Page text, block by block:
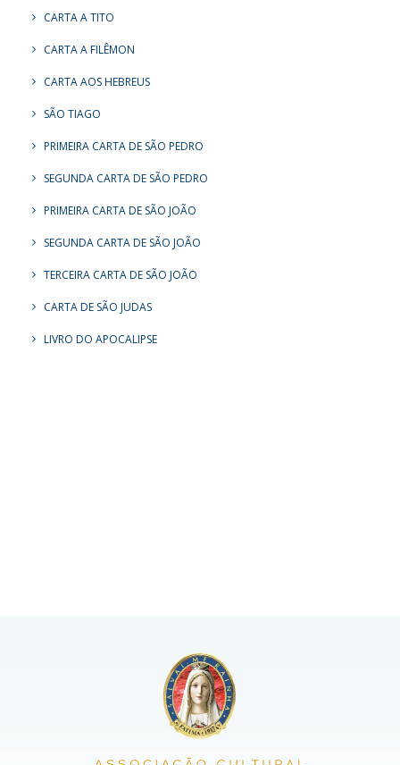
CARTA A TITO
CARTA A FILÊMON
CARTA AOS HEBREUS
SÃO TIAGO
PRIMEIRA CARTA DE SÃO PEDRO
SEGUNDA CARTA DE SÃO PEDRO
PRIMEIRA CARTA DE SÃO JOÃO
SEGUNDA CARTA DE SÃO JOÃO
TERCEIRA CARTA DE SÃO JOÃO
CARTA DE SÃO JUDAS
LIVRO DO APOCALIPSE